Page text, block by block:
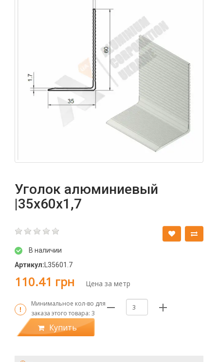
Уголок алюминиевый
|35х60х1,7
В наличии
Артикул: L35601.7
110.41 грн Цена за метр
Минимальное кол-во для
заказа этого товара: 3
Купить